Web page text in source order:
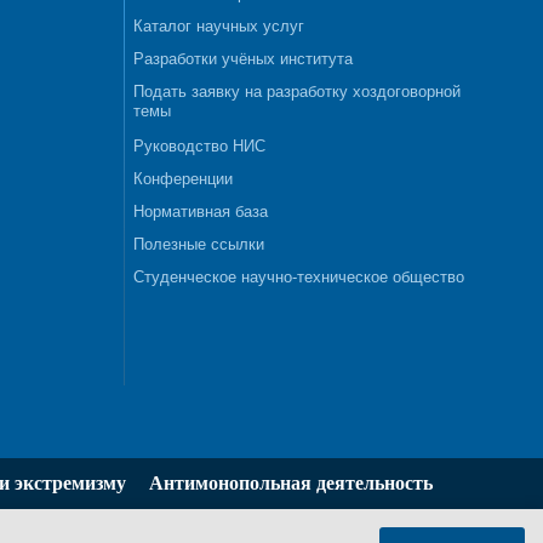
Каталог научных услуг
Разработки учёных института
Подать заявку на разработку хоздоговорной
темы
Руководство НИС
Конференции
Нормативная база
Полезные ссылки
Студенческое научно-техническое общество
экстремизму Антимонопольная деятельность